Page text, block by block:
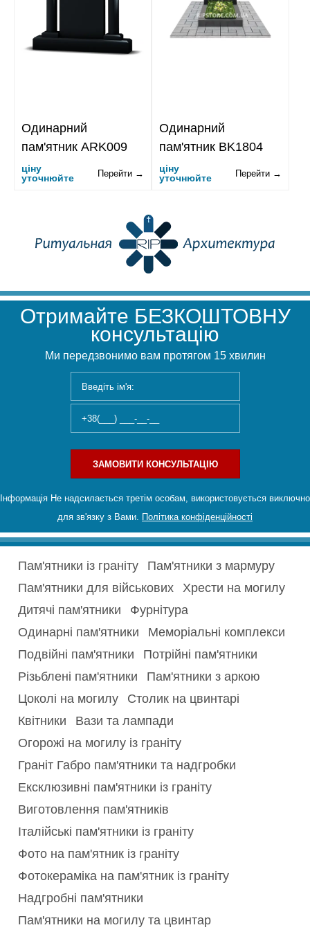
Одинарний
пам'ятник ARK009
ціну
уточнюйте
Перейти →
Одинарний
пам'ятник BK1804
ціну
уточнюйте
Перейти →
Отримайте БЕЗКОШТОВНУ
консультацію
Ми передзвонимо вам протягом 15 хвилин
ЗАМОВИТИ КОНСУЛЬТАЦІЮ
Інформація Не надсилається третім особам, використовується виключно
для зв'язку з Вами. Політика конфіденційності
Пам'ятники із граніту
Пам'ятники з мармуру
Пам'ятники для військових
Хрести на могилу
Дитячі пам'ятники
Фурнітура
Одинарні пам'ятники
Меморіальні комплекси
Подвійні пам'ятники
Потрійні пам'ятники
Різьблені пам'ятники
Пам'ятники з аркою
Цоколі на могилу
Столик на цвинтарі
Квітники
Вази та лампади
Огорожі на могилу із граніту
Граніт Габро пам'ятники та надгробки
Ексклюзивні пам'ятники із граніту
Виготовлення пам'ятників
Італійські пам'ятники із граніту
Фото на пам'ятник із граніту
Фотокераміка на пам'ятник із граніту
Надгробні пам'ятники
Пам'ятники на могилу та цвинтар